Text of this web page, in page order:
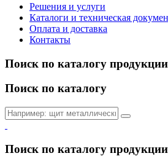
Решения и услуги
Каталоги и техническая
Оплата и доставка
Контакты
Поиск по каталогу продукции
Поиск по каталогу
Поиск по каталогу продукции